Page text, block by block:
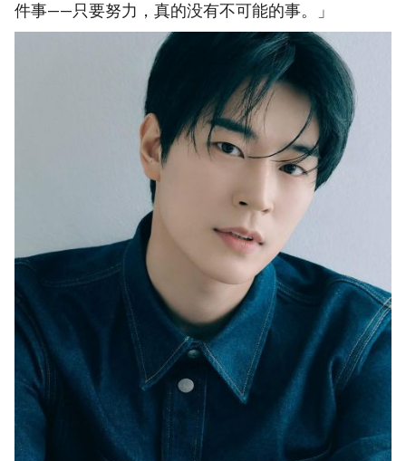
件事——只要努力，真的没有不可能的事。」